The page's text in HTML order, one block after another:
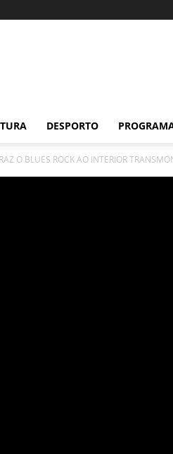
DESPORTO
O BLUES ROCK AO INTERIOR